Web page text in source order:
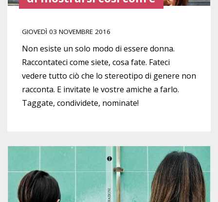
GIOVEDÌ 03 NOVEMBRE 2016
Non esiste un solo modo di essere donna.
Raccontateci come siete, cosa fate. Fateci
vedere tutto ciò che lo stereotipo di genere non
racconta. E invitate le vostre amiche a farlo.
Taggate, condividete, nominate!